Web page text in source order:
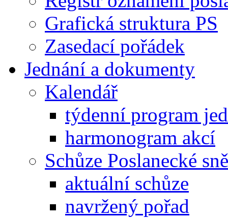
Grafická struktura PS
Zasedací pořádek
Jednání a dokumenty
Kalendář
týdenní program
harmonogram akcí
Schůze Poslanecké
aktuální schůze
navržený pořad